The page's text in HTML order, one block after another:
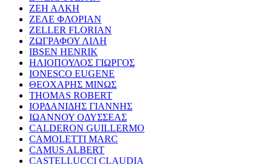
ΖΕΗ ΑΛΚΗ
ΖΕΛΕ ΦΛΟΡΙΑΝ
ZELLER FLORIAN
ΖΩΓΡΑΦΟΥ ΛΙΛΗ
IBSEN HENRIK
ΗΛΙΟΠΟΥΛΟΣ ΓΙΩΡΓΟΣ
IONESCO EUGENE
ΘΕΟΧΑΡΗΣ ΜΙΝΩΣ
THOMAS ROBERT
ΙΟΡΔΑΝΙΔΗΣ ΓΙΑΝΝΗΣ
ΙΩΑΝΝΟΥ ΟΔΥΣΣΕΑΣ
CALDERON GUILLERMO
CAMOLETTI MARC
CAMUS ALBERT
CASTELLUCCI CLAUDIA